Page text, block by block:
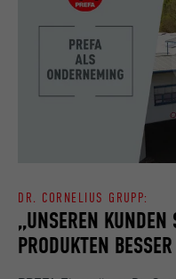
„UNSEREN
PRODUKTEN
DR. CORNELIUS GRUPP: